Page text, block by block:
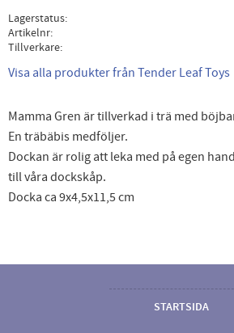
Lagerstatus
Artikelnr
Tillverkare
Visa alla produkter från Tender Leaf Toys
Mamma Gren är tillverkad i trä med
En träbäbis medföljer.
Dockan är rolig att leka med på egen
till våra dockskåp.
Docka ca 9x4,5x11,5 cm
STARTSIDA